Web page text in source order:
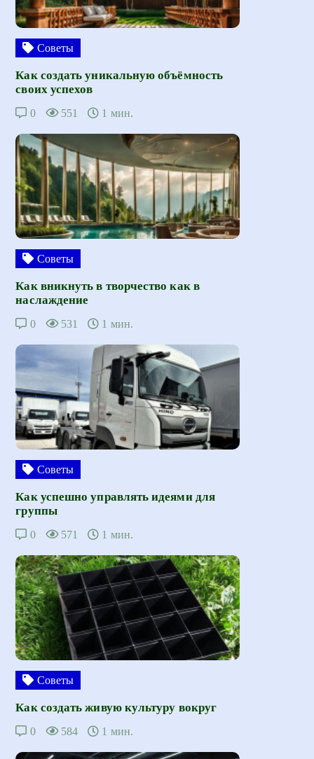
Советы
Как создать уникальную объёмность
своих успехов
0 551 1 мин.
Советы
Как вникнуть в творчество как в
наслаждение
0 531 1 мин.
Советы
Как успешно управлять идеями для
группы
0 571 1 мин.
Советы
Как создать живую культуру вокруг
0 584 1 мин.